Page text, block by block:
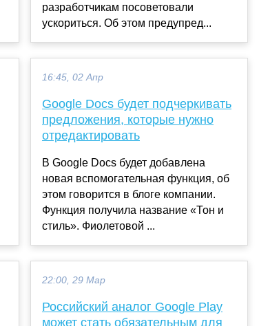
разработчикам посоветовали
ускориться. Об этом предупред...
16:45, 02 Апр
Google Docs будет подчеркивать
предложения, которые нужно
отредактировать
В Google Docs будет добавлена
новая вспомогательная функция, об
этом говорится в блоге компании.
Функция получила название «Тон и
стиль». Фиолетовой ...
22:00, 29 Мар
Российский аналог Google Play
может стать обязательным для